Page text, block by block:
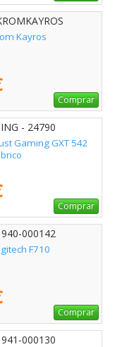
Kayros
Comprar
- 24790
Gaming GXT 542
Comprar
000142
F710
Comprar
000130